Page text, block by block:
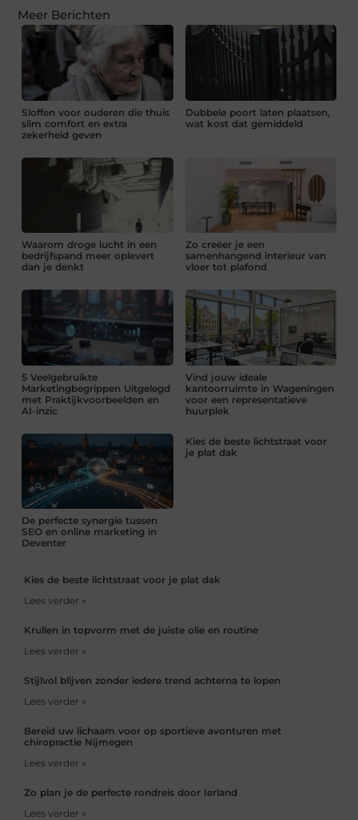
Meer Berichten
Sloffen voor ouderen die thuis
slim comfort en extra
zekerheid geven
Dubbele poort laten plaatsen,
wat kost dat gemiddeld
Waarom droge lucht in een
bedrijfspand meer oplevert
dan je denkt
Zo creëer je een
samenhangend interieur van
vloer tot plafond
5 Veelgebruikte
Marketingbegrippen Uitgelegd
met Praktijkvoorbeelden en
AI-inzic
Vind jouw ideale
kantoorruimte in Wageningen
voor een representatieve
huurplek
De perfecte synergie tussen
SEO en online marketing in
Deventer
Kies de beste lichtstraat voor
je plat dak
Kies de beste lichtstraat voor je plat dak
Lees verder »
Krullen in topvorm met de juiste olie en routine
Lees verder »
Stijlvol blijven zonder iedere trend achterna te lopen
Lees verder »
Bereid uw lichaam voor op sportieve avonturen met
chiropractie Nijmegen
Lees verder »
Zo plan je de perfecte rondreis door Ierland
Lees verder »